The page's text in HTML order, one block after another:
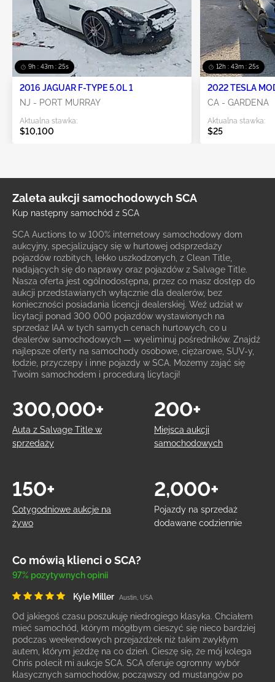
9h : 43m : 25s
2016 JAGUAR F-TYPE 5.0L 1
NJ - PORT MURRAY
Aktualna stawka:
$10,100
12h : 43m : 25s
2022 TESLA
CA - GARDENA
Aktualna stawka:
$25
Zaleta aukcji samochodowych SCA
Kup następny samochód z SCA
SCA Auctions to w 100% internetowy samochodowy dom
aukcyjny, specjalizujący się w hurtowej odsprzedaży
pojazdów rozbitych, lekko uszkodzonych, z Clean Title,
nadających się do naprawy oraz pojazdów z Salvage Title.
Nasza oferta jest ogólnodostępna, przez co masz dostęp do
aukcji przedstawianych wyłącznie dla dealerów, bez
konieczności posiadania licencji dealerskiej. Weź udział w
licytacji ponad 300 000 pojazdów wystawionych na
sprzedaż IAA w tych samych cenach hurtowych, co u
dealerów samochodowych — wyeliminuj pośredników. Znajdź
najlepsze oferty na samochody osobowe, ciężarowe, SUV-y,
łodzie, przyczepy i inne pojazdy w SCA. Możemy zająć się
Twoim samochodem i procedurą licytacji!
Auta z Salvage Title w
sprzedaży
300,000+
Miejsca aukcji
samochodowych
200+
Cotygodniowe aukcje na
żywo
150+
Pojazdy na sprzedaż
dodawane codziennie
2,000+
Co mówią klienci o SCA?
97% pozytywnych opinii
Kyle Miller Austin, USA
Od jakiegoś czasu poszukuję niedrogiego klasyka. Chciałem
mieć samochód, którym mógłbym cieszyć się nieco bardziej
podczas weekendowych przejażdżek niż takim zwykłym
autem, którym jeżdżę na co dzień. Cieszę się, że mój kolega
Chris polecił mi aukcje SCA. SCA oferuje ogromny wybór
klasycznych samochodów, począwszy od mustangów po